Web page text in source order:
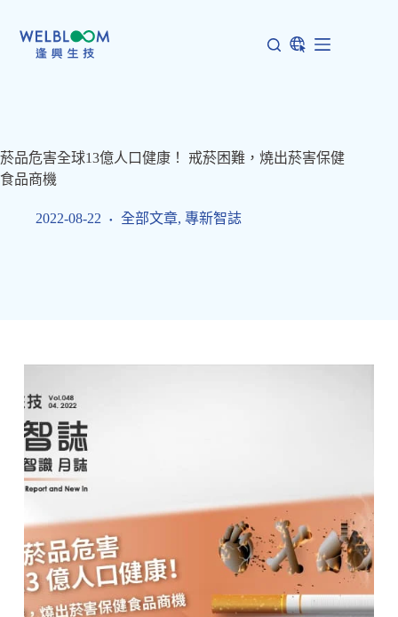
菸品危害全球13億人口健康！ 戒菸困難，燒出菸害保健
食品商機
2022-08-22 全部文章, 專新智誌